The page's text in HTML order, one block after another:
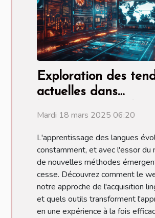
Exploration des
actuelles dans
Mardi 18 mars 2025 06:20
L'apprentissage des langues
constamment, et avec l'essor du
de nouvelles méthodes
cesse. Découvrez comment le
notre approche de l'acquisition
et quels outils transforment
en une expérience à la fois